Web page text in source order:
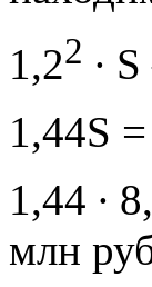
1,22 ∙
1,44S
1,44 ∙
млн